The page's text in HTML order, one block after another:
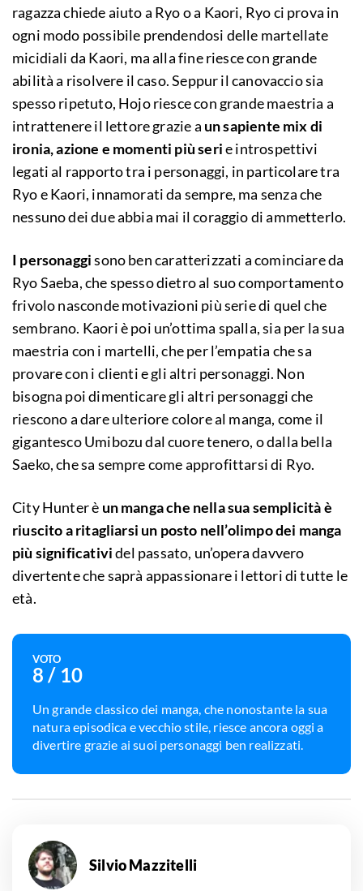
ragazza chiede aiuto a Ryo o a Kaori, Ryo ci prova in
ogni modo possibile prendendosi delle martellate
micidiali da Kaori, ma alla fine riesce con grande
abilità a risolvere il caso. Seppur il canovaccio sia
spesso ripetuto, Hojo riesce con grande maestria a
intrattenere il lettore grazie a un sapiente mix di
ironia, azione e momenti più serie introspettivi
legati al rapporto tra i personaggi, in particolare tra
Ryo e Kaori, innamorati da sempre, ma senza che
nessuno dei due abbia mai il coraggio di ammetterlo.
I personaggisono ben caratterizzati a cominciare da
Ryo Saeba, che spesso dietro al suo comportamento
frivolo nasconde motivazioni più serie di quel che
sembrano. Kaori è poi un’ottima spalla, sia per la sua
maestria con i martelli, che per l’empatia che sa
provare con i clienti e gli altri personaggi. Non
bisogna poi dimenticare gli altri personaggi che
riescono a dare ulteriore colore al manga, come il
gigantesco Umibozu dal cuore tenero, o dalla bella
Saeko, che sa sempre come approfittarsi di Ryo.
City Hunter è un manga che nella sua semplicità è
riuscito a ritagliarsi un posto nell’olimpo dei manga
più significatividel passato, un’opera davvero
divertente che saprà appassionare i lettori di tutte le
età.
VOTO
8 / 10
Un grande classico dei manga, che nonostante la sua
natura episodica e vecchio stile, riesce ancora oggi a
divertire grazie ai suoi personaggi ben realizzati.
Silvio Mazzitelli